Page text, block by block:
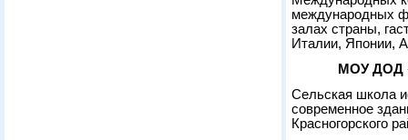
международных
залах страны,
Италии, Японии,
МОУ ДОД
Сельская школа
современное
Красногорского